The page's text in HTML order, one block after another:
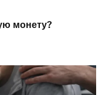
монету?